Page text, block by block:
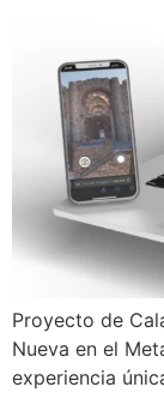
Proyecto de
Nueva en el
experiencia